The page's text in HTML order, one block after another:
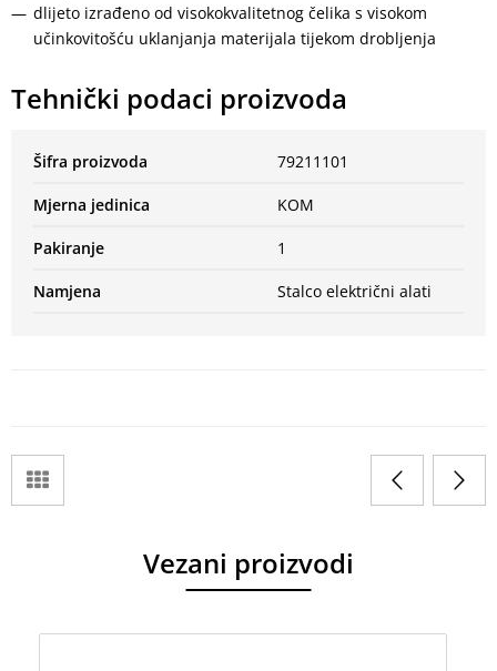
dlijeto izrađeno od visokokvalitetnog čelika s visokom
učinkovitošću uklanjanja materijala tijekom drobljenja
Tehnički podaci proizvoda
Šifra proizvoda 79211101
Mjerna jedinica KOM
Pakiranje 1
Namjena Stalco električni alati
Vezani proizvodi